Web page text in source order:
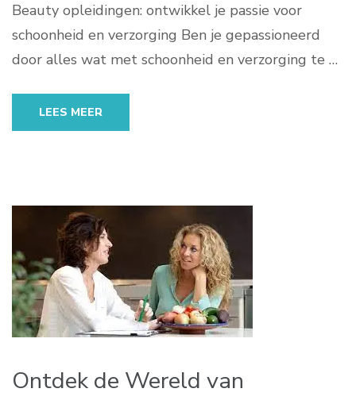
Beauty opleidingen: ontwikkel je passie voor
schoonheid en verzorging Ben je gepassioneerd
door alles wat met schoonheid en verzorging te …
LEES MEER
Ontdek de Wereld van